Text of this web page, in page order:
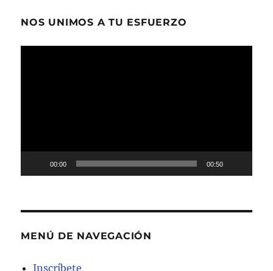
NOS UNIMOS A TU ESFUERZO
00:00 00:50
MENÚ DE NAVEGACIÓN
Inscríbete